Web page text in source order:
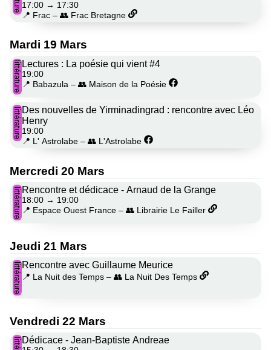
17:00 → 17:30
📍 Frac – 👥 Frac Bretagne
Mardi 19 Mars
littératureLectures : La poésie qui vient #4
19:00
📍 Babazula – 👥 Maison de la Poésie
littératureDes nouvelles de Yirminadingrad : rencontre avec Léo
Henry
19:00
📍 L' Astrolabe – 👥 L'Astrolabe
Mercredi 20 Mars
littératureRencontre et dédicace - Arnaud de la Grange
18:00 → 19:00
📍 Espace Ouest France – 👥 Librairie Le Failler
Jeudi 21 Mars
littératureRencontre avec Guillaume Meurice
📍 La Nuit des Temps – 👥 La Nuit Des Temps
Vendredi 22 Mars
Dédicace - Jean-Baptiste Andreae